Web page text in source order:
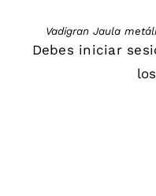
Vadigran Jaula
Debes iniciar